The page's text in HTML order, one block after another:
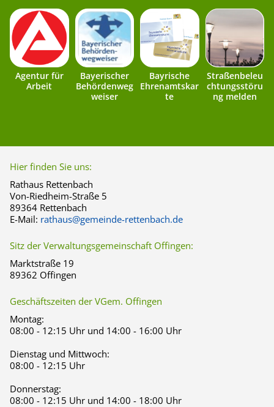
Agentur für
Arbeit
Bayerischer
Behördenweg
weiser
Bayrische
Ehrenamtskar
te
Straßenbeleu
chtungsstöru
ng melden
Hier finden Sie uns:
Rathaus Rettenbach
Von-Riedheim-Straße 5
89364 Rettenbach
E-Mail: rathaus@gemeinde-rettenbach.de
Sitz der Verwaltungsgemeinschaft Offingen:
Marktstraße 19
89362 Offingen
Geschäftszeiten der VGem. Offingen
Montag:
08:00 - 12:15 Uhr und 14:00 - 16:00 Uhr
Dienstag und Mittwoch:
08:00 - 12:15 Uhr
Donnerstag:
08:00 - 12:15 Uhr und 14:00 - 18:00 Uhr